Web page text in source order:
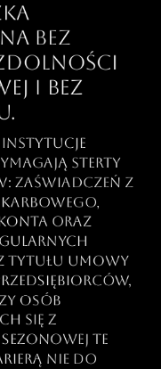
bez
i bez
instytucje
sterty
zaświadczeń z
oraz
tytułu umowy
osób
się z
te
nie do